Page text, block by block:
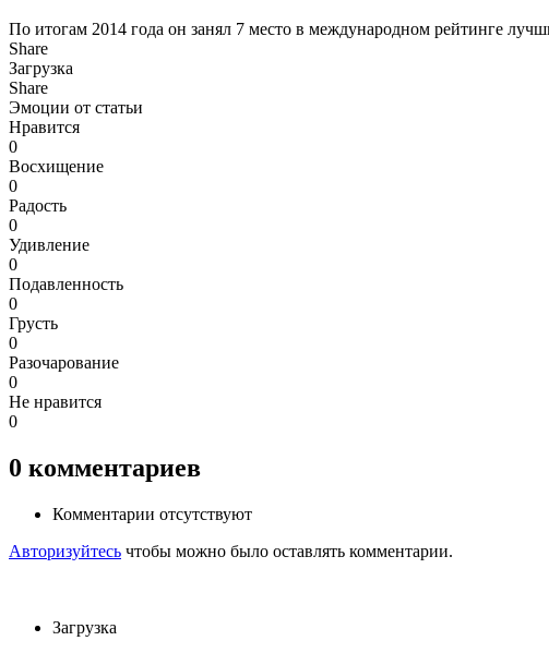
По итогам 2014 года он занял 7 место в международном рейтинге
Share
Загрузка
Share
Эмоции от статьи
Нравится
0
Восхищение
0
Радость
0
Удивление
0
Подавленность
0
Грусть
0
Разочарование
0
Не нравится
0
0 комментариев
Комментарии отсутствуют
Авторизуйтесь чтобы можно было оставлять комментарии.
Загрузка